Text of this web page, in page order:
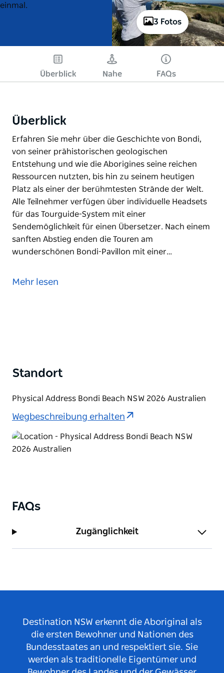
3 Fotos
einmal.
Überblick Nahe FAQs
Überblick
Erfahren Sie mehr über die Geschichte von Bondi,
von seiner prähistorischen geologischen
Entstehung und wie die Aborigines seine reichen
Ressourcen nutzten, bis hin zu seinem heutigen
Platz als einer der berühmtesten Strände der Welt.
Alle Teilnehmer verfügen über individuelle Headsets
für das Tourguide-System mit einer
Sendemöglichkeit für einen Übersetzer. Nach einem
sanften Abstieg enden die Touren am
wunderschönen Bondi-Pavillon mit einer…
von seiner prähistorischen geologischen
sanften Abstieg enden die Touren am
Didgeridoo-Aufführung. Die Gruppengröße ist auf
traditionellen Aborigine-Kulturaufführung von
Diramu Aboriginal Dance und Didgeridoo
an Walangari Karntawarra.
Mehr lesen
Standort
Physical Address Bondi Beach NSW 2026 Australien
Wegbeschreibung erhalten
FAQs
Zugänglichkeit
Destination NSW erkennt die Aboriginal als
die ersten Bewohner und Nationen des
Bundesstaates an und respektiert sie. Sie
werden als traditionelle Eigentümer und